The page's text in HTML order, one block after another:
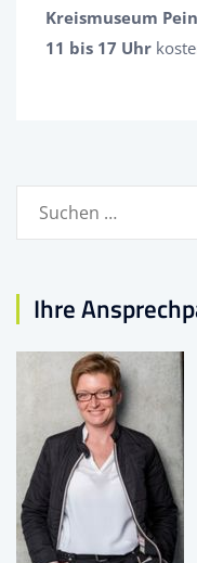
Kreismuseum
11 bis 17 Uhr
Suchen
Ihre